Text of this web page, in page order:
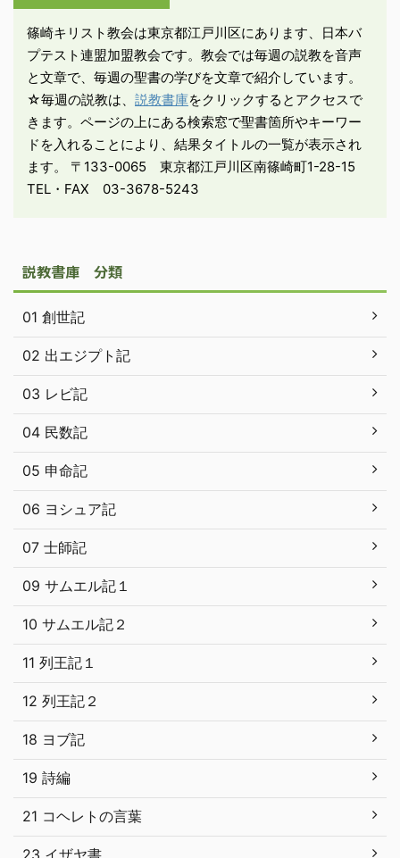
ルカ1：39－40「そのこ
ろ、マリアは出かけて、
急いで山里に向かい、ユ
ダの町に行った。そし
て、ザ ...
篠崎キリスト教会は東京都江戸川区にあります、日本バ
プテスト連盟加盟教会です。教会では毎週の説教を音声
と文章で、毎週の聖書の学びを文章で紹介しています。
☆毎週の説教は、 説教書庫をクリックするとアクセスで
きます。ページの上にある検索窓で聖書箇所やキーワー
ドを入れることにより、結果タイトルの一覧が表示され
ます。 〒133-0065 東京都江戸川区南篠崎町1-28-15
TEL・FAX 03-3678-5243
説教書庫 分類
01 創世記
02 出エジプト記
03 レビ記
04 民数記
05 申命記
06 ヨシュア記
07 士師記
09 サムエル記１
10 サムエル記２
11 列王記１
12 列王記２
18 ヨブ記
19 詩編
21 コヘレトの言葉
23 イザヤ書